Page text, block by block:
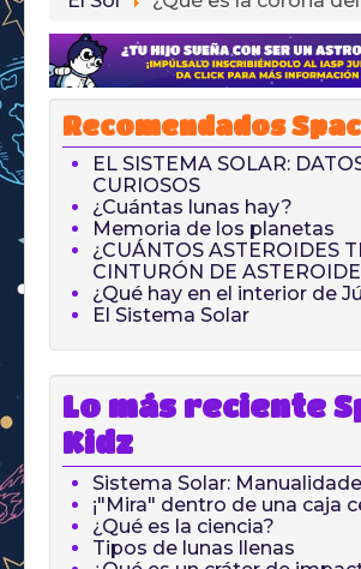
Recomendados
EL SISTEMA SOLAR:
CURIOSOS
¿Cuántas lunas hay?
Memoria de los planetas
¿CUÁNTOS ASTEROIDES
CINTURÓN DE
¿Qué hay en el interior de
El Sistema Solar
Lo más reciente
Kidz
Sistema Solar:
¡"Mira" dentro de una caja
¿Qué es la ciencia?
Tipos de lunas llenas